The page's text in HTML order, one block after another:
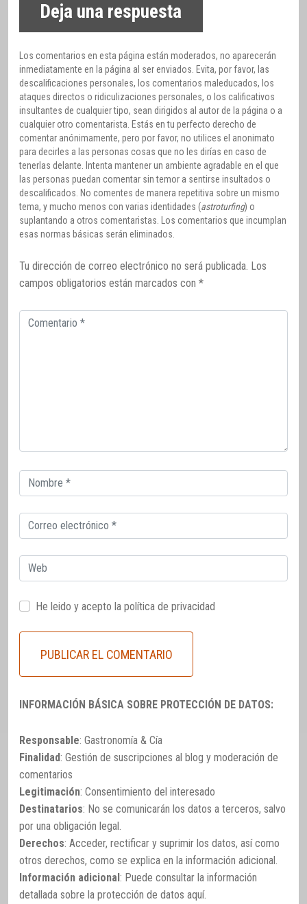
Deja una respuesta
Los comentarios en esta página están moderados, no aparecerán
inmediatamente en la página al ser enviados. Evita, por favor, las
descalificaciones personales, los comentarios maleducados, los
ataques directos o ridiculizaciones personales, o los calificativos
insultantes de cualquier tipo, sean dirigidos al autor de la página o a
cualquier otro comentarista. Estás en tu perfecto derecho de
comentar anónimamente, pero por favor, no utilices el anonimato
para decirles a las personas cosas que no les dirías en caso de
tenerlas delante. Intenta mantener un ambiente agradable en el que
las personas puedan comentar sin temor a sentirse insultados o
descalificados. No comentes de manera repetitiva sobre un mismo
tema, y mucho menos con varias identidades (astroturfing) o
suplantando a otros comentaristas. Los comentarios que incumplan
esas normas básicas serán eliminados.
Tu dirección de correo electrónico no será publicada. Los
campos obligatorios están marcados con *
Comentario
Correo
electrónico
Correo
electrónico
Web
He leido y acepto la política de privacidad
INFORMACIÓN BÁSICA SOBRE PROTECCIÓN DE DATOS:
Responsable: Gastronomía & Cía
Finalidad: Gestión de suscripciones al blog y moderación de
comentarios
Legitimación: Consentimiento del interesado
Destinatarios: No se comunicarán los datos a terceros, salvo
por una obligación legal.
Derechos: Acceder, rectificar y suprimir los datos, así como
otros derechos, como se explica en la información adicional.
Información adicional: Puede consultar la información
detallada sobre la protección de datos aquí.